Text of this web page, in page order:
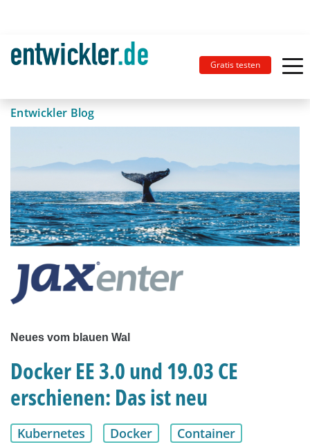
Gratis testen
Entwickler Blog
Neues vom blauen Wal
Docker EE 3.0 und 19.03 CE
erschienen: Das ist neu
Kubernetes Docker Container